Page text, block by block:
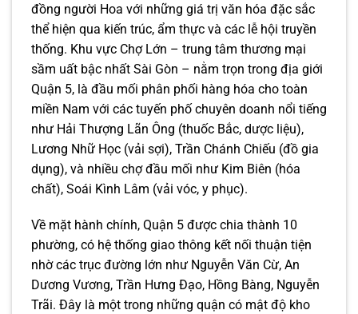
đồng người Hoa với những giá trị văn hóa đặc sắc
thể hiện qua kiến trúc, ẩm thực và các lễ hội truyền
thống. Khu vực Chợ Lớn – trung tâm thương mại
sầm uất bậc nhất Sài Gòn – nằm trọn trong địa giới
Quận 5, là đầu mối phân phối hàng hóa cho toàn
miền Nam với các tuyến phố chuyên doanh nổi tiếng
như Hải Thượng Lãn Ông (thuốc Bắc, dược liệu),
Lương Nhữ Học (vải sợi), Trần Chánh Chiếu (đồ gia
dụng), và nhiều chợ đầu mối như Kim Biên (hóa
chất), Soái Kình Lâm (vải vóc, y phục).
Về mặt hành chính, Quận 5 được chia thành 10
phường, có hệ thống giao thông kết nối thuận tiện
nhờ các trục đường lớn như Nguyễn Văn Cừ, An
Dương Vương, Trần Hưng Đạo, Hồng Bàng, Nguyễn
Trãi. Đây là một trong những quận có mật độ kho